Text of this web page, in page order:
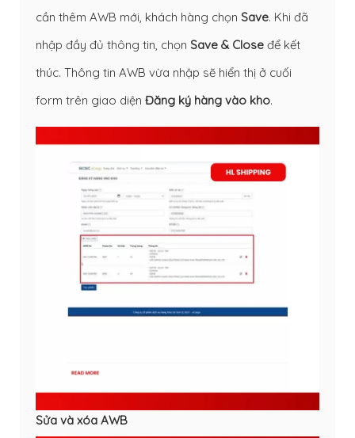
cần thêm AWB mới, khách hàng chọn Save. Khi đã
nhập đầy đủ thông tin, chọn Save & Close để kết
thúc. Thông tin AWB vừa nhập sẽ hiển thị ở cuối
form trên giao diện Đăng ký hàng vào kho.
Sửa và xóa AWB